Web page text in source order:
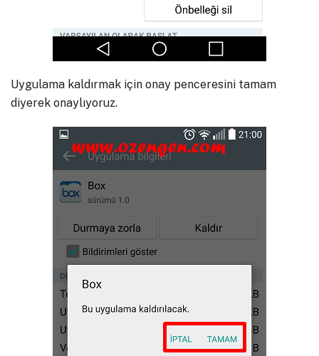
Uygulama kaldırmak için onay penceresini tamam
diyerek onaylıyoruz.